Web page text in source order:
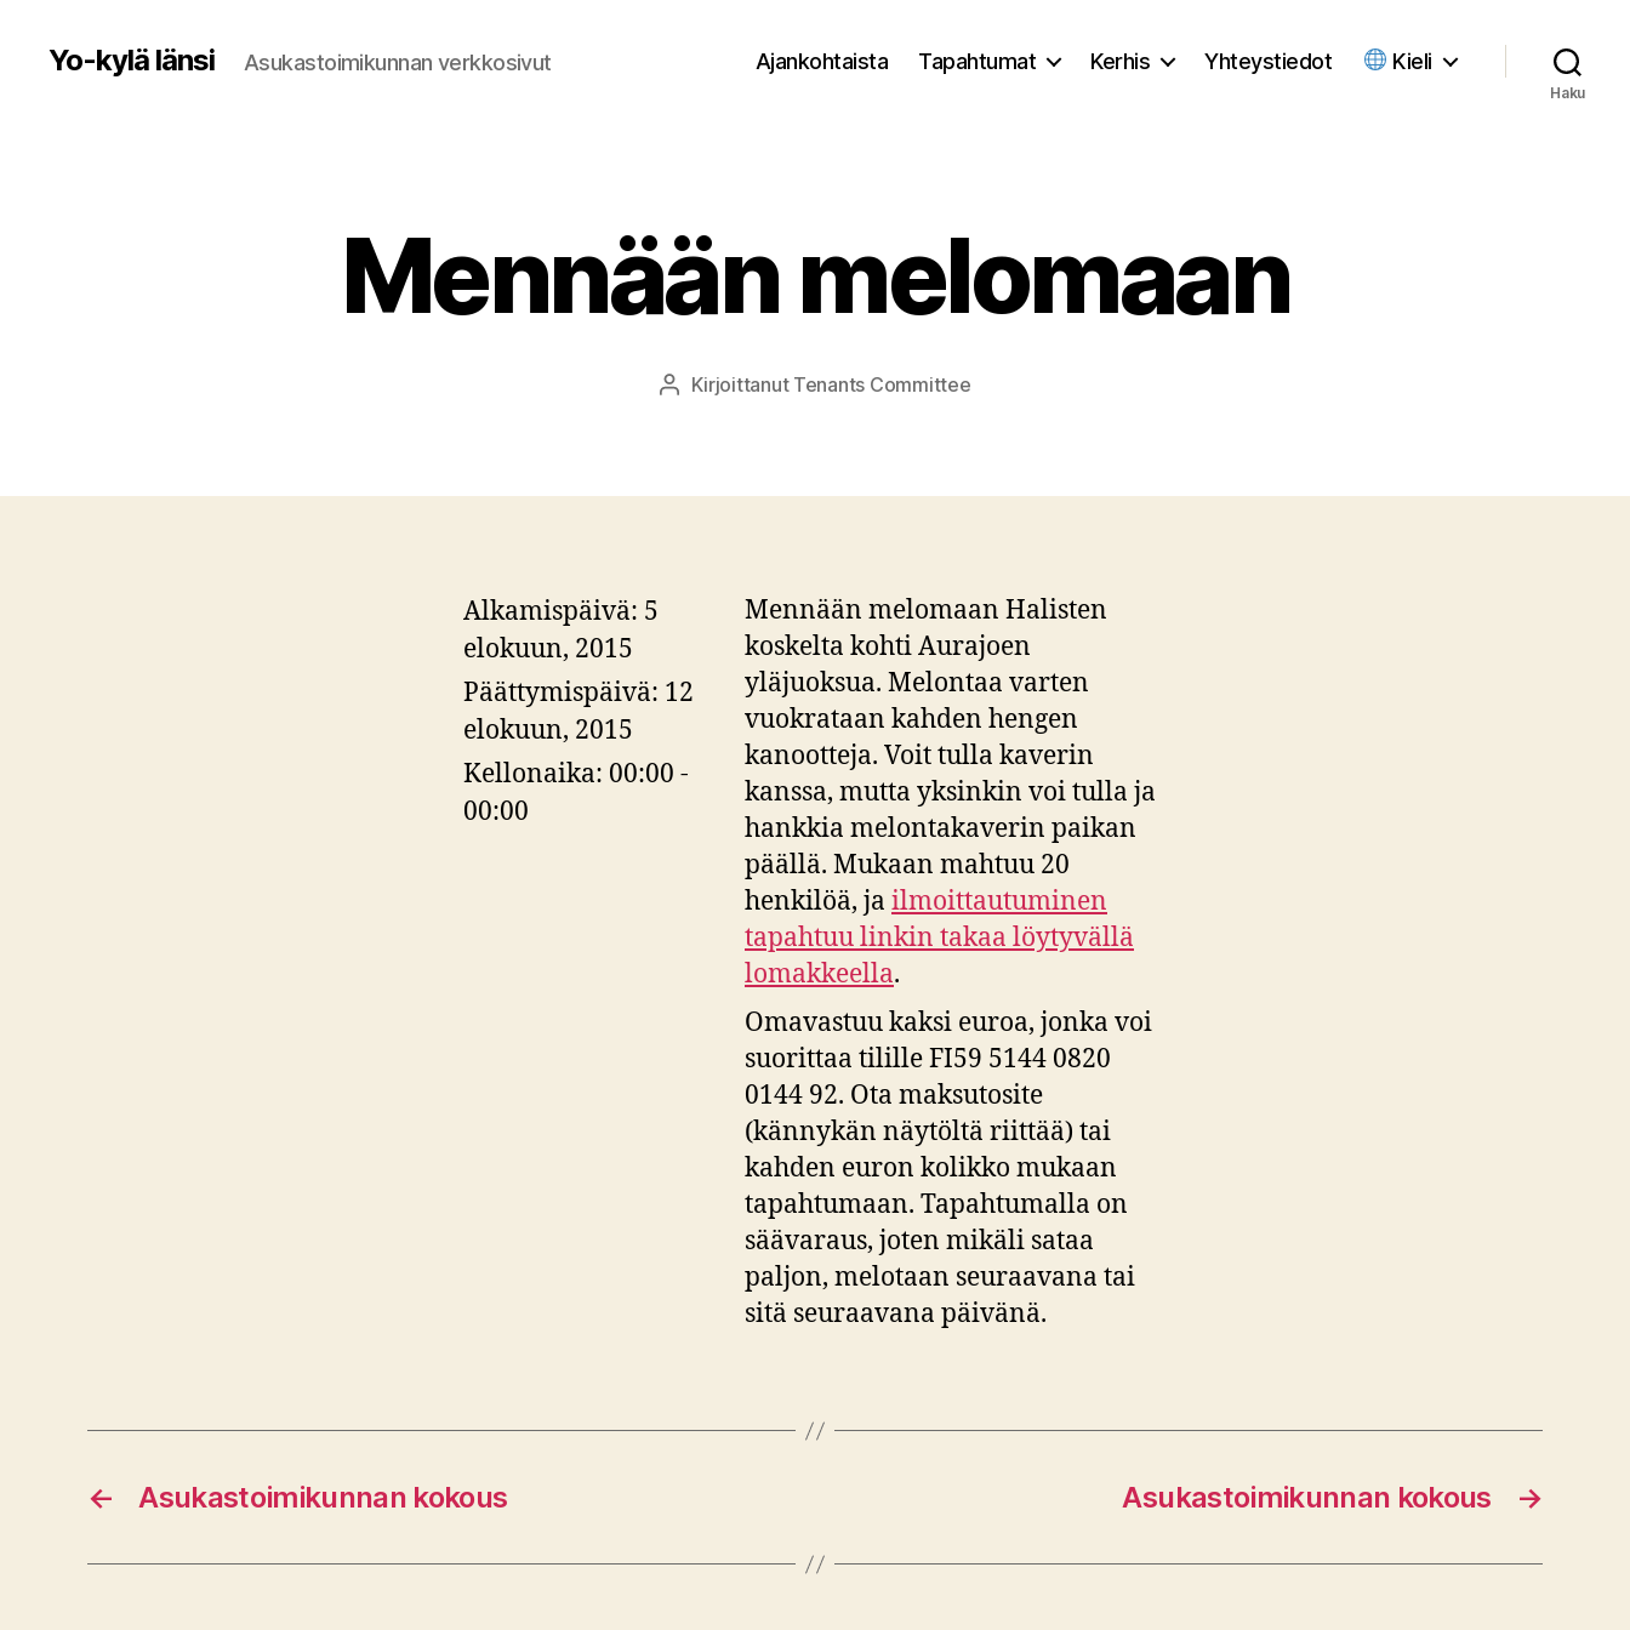
Yo-kylä länsi Asukastoimikunnan verkkosivut Ajankohtaista Tapahtumat Kerhis Yhteystiedot Kieli
Haku
Mennään melomaan
Kirjoittaja
Kirjoittanut Tenants Committee
Alkamispäivä: 5
elokuun, 2015
Päättymispäivä: 12
elokuun, 2015
Kellonaika: 00:00 -
00:00
Mennään melomaan Halisten
koskelta kohti Aurajoen
yläjuoksua. Melontaa varten
vuokrataan kahden hengen
kanootteja. Voit tulla kaverin
kanssa, mutta yksinkin voi tulla ja
hankkia melontakaverin paikan
päällä. Mukaan mahtuu 20
henkilöä, ja ilmoittautuminen
tapahtuu linkin takaa löytyvällä
lomakkeella.
Omavastuu kaksi euroa, jonka voi
suorittaa tilille FI59 5144 0820
0144 92. Ota maksutosite
(kännykän näytöltä riittää) tai
kahden euron kolikko mukaan
tapahtumaan. Tapahtumalla on
säävaraus, joten mikäli sataa
paljon, melotaan seuraavana tai
sitä seuraavana päivänä.
← Asukastoimikunnan kokous →
Asukastoimikunnan kokous